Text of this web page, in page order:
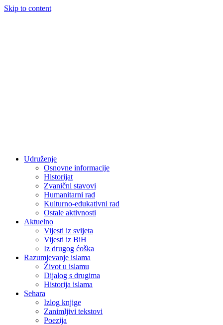
Skip to content
Udruženje
Osnovne informacije
Historijat
Zvanični stavovi
Humanitarni rad
Kulturno-edukativni rad
Ostale aktivnosti
Aktuelno
Vijesti iz svijeta
Vijesti iz BiH
Iz drugog ćoška
Razumjevanje islama
Život u islamu
Dijalog s drugima
Historija islama
Sehara
Izlog knjige
Zanimljivi tekstovi
Poezija